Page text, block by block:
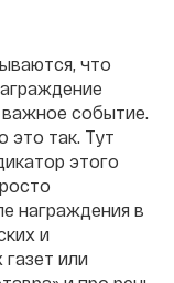
что
событие.
это так. Тут
этого
награждения в
и
или